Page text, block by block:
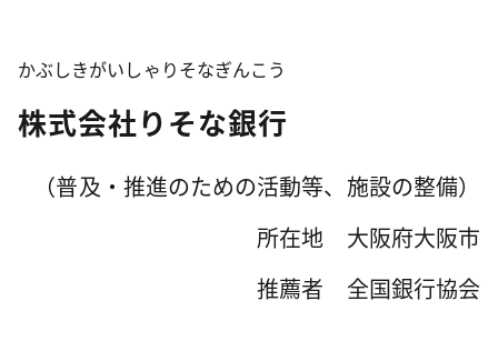
かぶしきがいしゃりそなぎんこう
株式会社りそな銀行
（普及・推進のための活動等、施設の整備）
所在地 大阪府大阪市
推薦者 全国銀行協会